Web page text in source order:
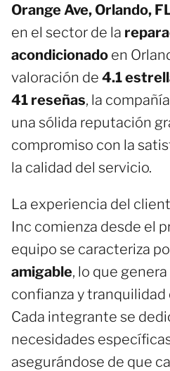
Orange Ave, Orlando,
en el sector de la
acondicionado en
valoración de 4.1
41 reseñas, la
una sólida reputación
compromiso con la
la calidad del servicio.
La experiencia del
Inc comienza desde el
equipo se caracteriza
amigable, lo que
confianza y tranquilidad
Cada integrante se
necesidades
asegurándose de que